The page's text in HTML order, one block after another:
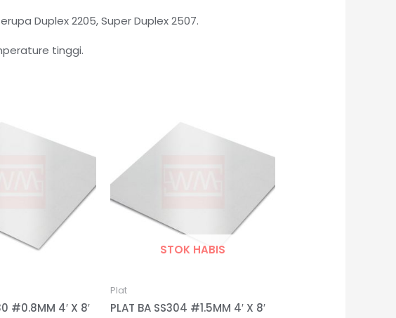
Duplex 2205, Super Duplex 2507.
tinggi.
#0.8MM 4′ X 8′
STOK HABIS
Plat
PLAT BA SS304 #1.5MM 4′ X 8′